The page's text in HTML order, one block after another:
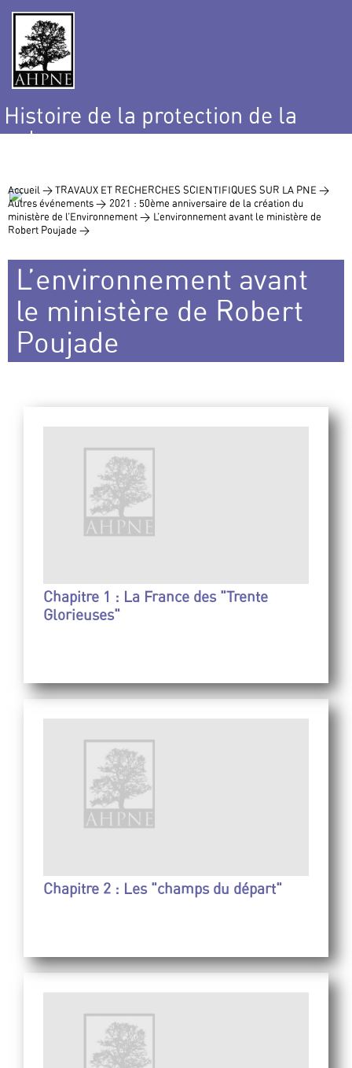
Histoire de la protection de la
nature
Accueil >TRAVAUX ET RECHERCHES SCIENTIFIQUES SUR LA PNE >
Autres événements > 2021 : 50ème anniversaire de la création du
ministère de l’Environnement > L’environnement avant le ministère de
Robert Poujade >
L’environnement avant
le ministère de Robert
Poujade
Chapitre 1 : La France des "Trente
Glorieuses"
Chapitre 2 : Les "champs du départ"